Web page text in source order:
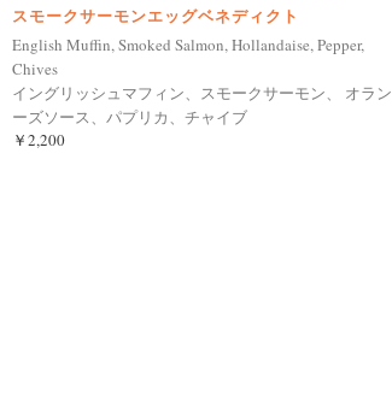
スモークサーモンエッグベネディクト
English Muffin, Smoked Salmon, Hollandaise, Pepper,
Chives
イングリッシュマフィン、スモークサーモン、 オラ
ーズソース、パプリカ、チャイブ
￥2,200